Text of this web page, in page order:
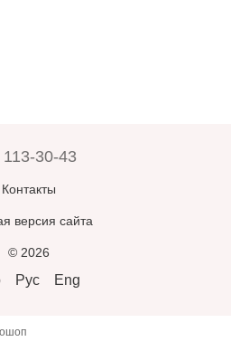
30-43
Контакты
версия сайта
© 2026
Рус Eng